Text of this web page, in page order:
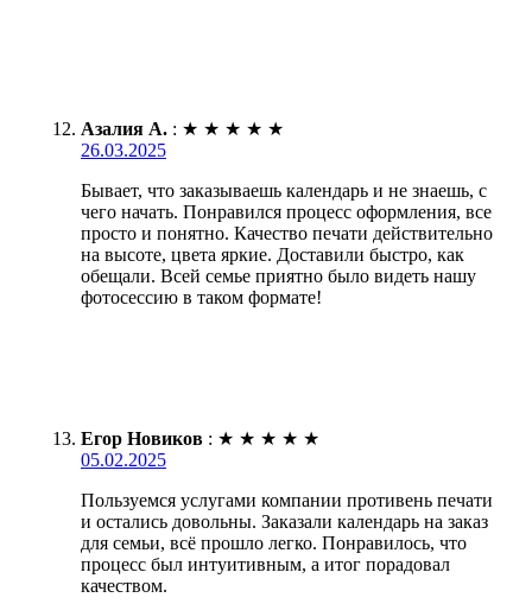
Азалия А. : ★ ★ ★ ★ ★
26.03.2025
Бывает, что заказываешь календарь и не знаешь, с
чего начать. Понравился процесс оформления, все
просто и понятно. Качество печати действительно
на высоте, цвета яркие. Доставили быстро, как
обещали. Всей семье приятно было видеть нашу
фотосессию в таком формате!
Егор Новиков : ★ ★ ★ ★ ★
05.02.2025
Пользуемся услугами компании противень печати
и остались довольны. Заказали календарь на заказ
для семьи, всё прошло легко. Понравилось, что
процесс был интуитивным, а итог порадовал
качеством.